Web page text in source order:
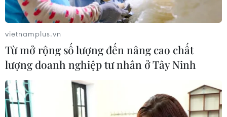
thu phí tại 5 Dự án cao tốc Bắc-Nam
Cao tốc Khánh Hoà-Buôn Ma Thuột
sẽ hoàn thành, khai thác trong năm
nay
05/08/2026 07:14
vietnamplus.vn
Từ mở rộng số lượng đến nâng cao chất
lượng doanh nghiệp tư nhân ở Tây Ninh